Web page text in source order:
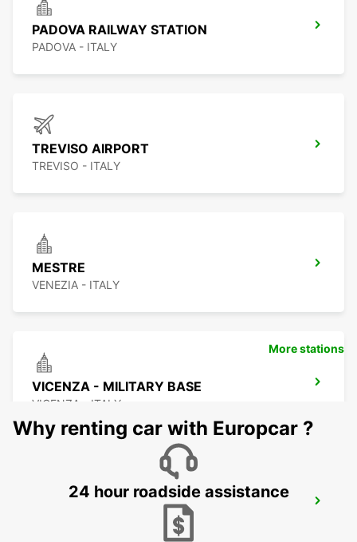
PADOVA RAILWAY STATION
PADOVA - ITALY
TREVISO AIRPORT
TREVISO - ITALY
MESTRE
VENEZIA - ITALY
VICENZA - MILITARY BASE
VICENZA - ITALY
More stations
Why renting car with Europcar ?
24 hour roadside assistance